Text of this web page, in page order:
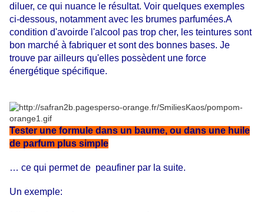
diluer, ce qui nuance le résultat. Voir quelques exemples
ci-dessous, notamment avec les brumes parfumées.A
condition d'avoirde l'alcool pas trop cher, les teintures sont
bon marché à fabriquer et sont des bonnes bases. Je
trouve par ailleurs qu'elles possèdent une force
énergétique spécifique.
Tester une formule dans un baume, ou dans une huile
de parfum plus simple
… ce qui permet de peaufiner par la suite.
Un exemple: